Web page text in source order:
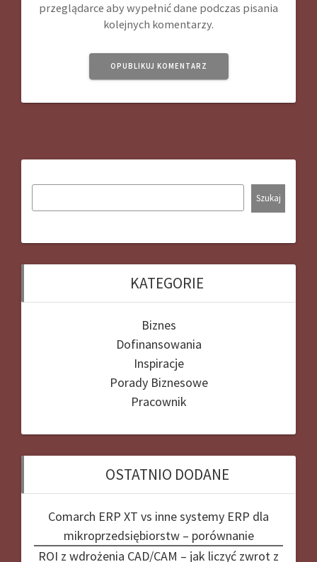
przeglądarce aby wypełnić dane podczas pisania
kolejnych komentarzy.
Szukaj
KATEGORIE
Biznes
Dofinansowania
Inspiracje
Porady Biznesowe
Pracownik
OSTATNIO DODANE
Comarch ERP XT vs inne systemy ERP dla
mikroprzedsiębiorstw – porównanie
ROI z wdrożenia CAD/CAM – jak liczyć zwrot z